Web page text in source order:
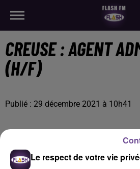
CREUSE : AGENT
(H/F)
Publié : 29 décembre 2021 à 10h41
Le respect de votre vie